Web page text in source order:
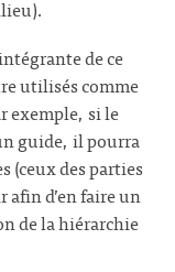
de ce
utilisés comme
exemple, si le
guide, il pourra
(ceux des parties
afin d’en faire un
de la hiérarchie